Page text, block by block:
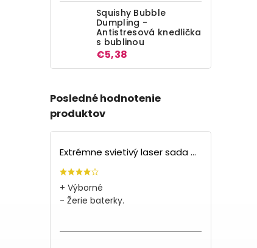
Squishy Bubble
Dumpling -
Antistresová knedlička
s bublinou
€5,38
Posledné hodnotenie
produktov
Extrémne svietivý laser sada + 4 nástavce
+ Výborné
- Žerie baterky.
Catch Caddy - úložný box
medzi sedadlá - 2ks
Detail
Majte všetky veci prehľadne
zrovnané a predovšetkým na